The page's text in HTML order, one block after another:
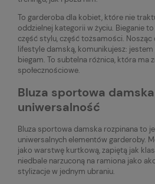
To garderoba dla kobiet, które nie
oddzielnej kategorii w życiu. Bieganie
część stylu, część tożsamości.
lifestyle damską, komunikujesz: jestem
biegam. To subtelna różnica, która ma
społecznościowe.
Bluza sportowa
uniwersalność
Bluza sportowa damska rozpinana to
uniwersalnych elementów garderoby.
jako warstwę kurtkową, zapiętą jak
niedbale narzuconą na ramiona jako
stylizacje w jednym ubraniu.